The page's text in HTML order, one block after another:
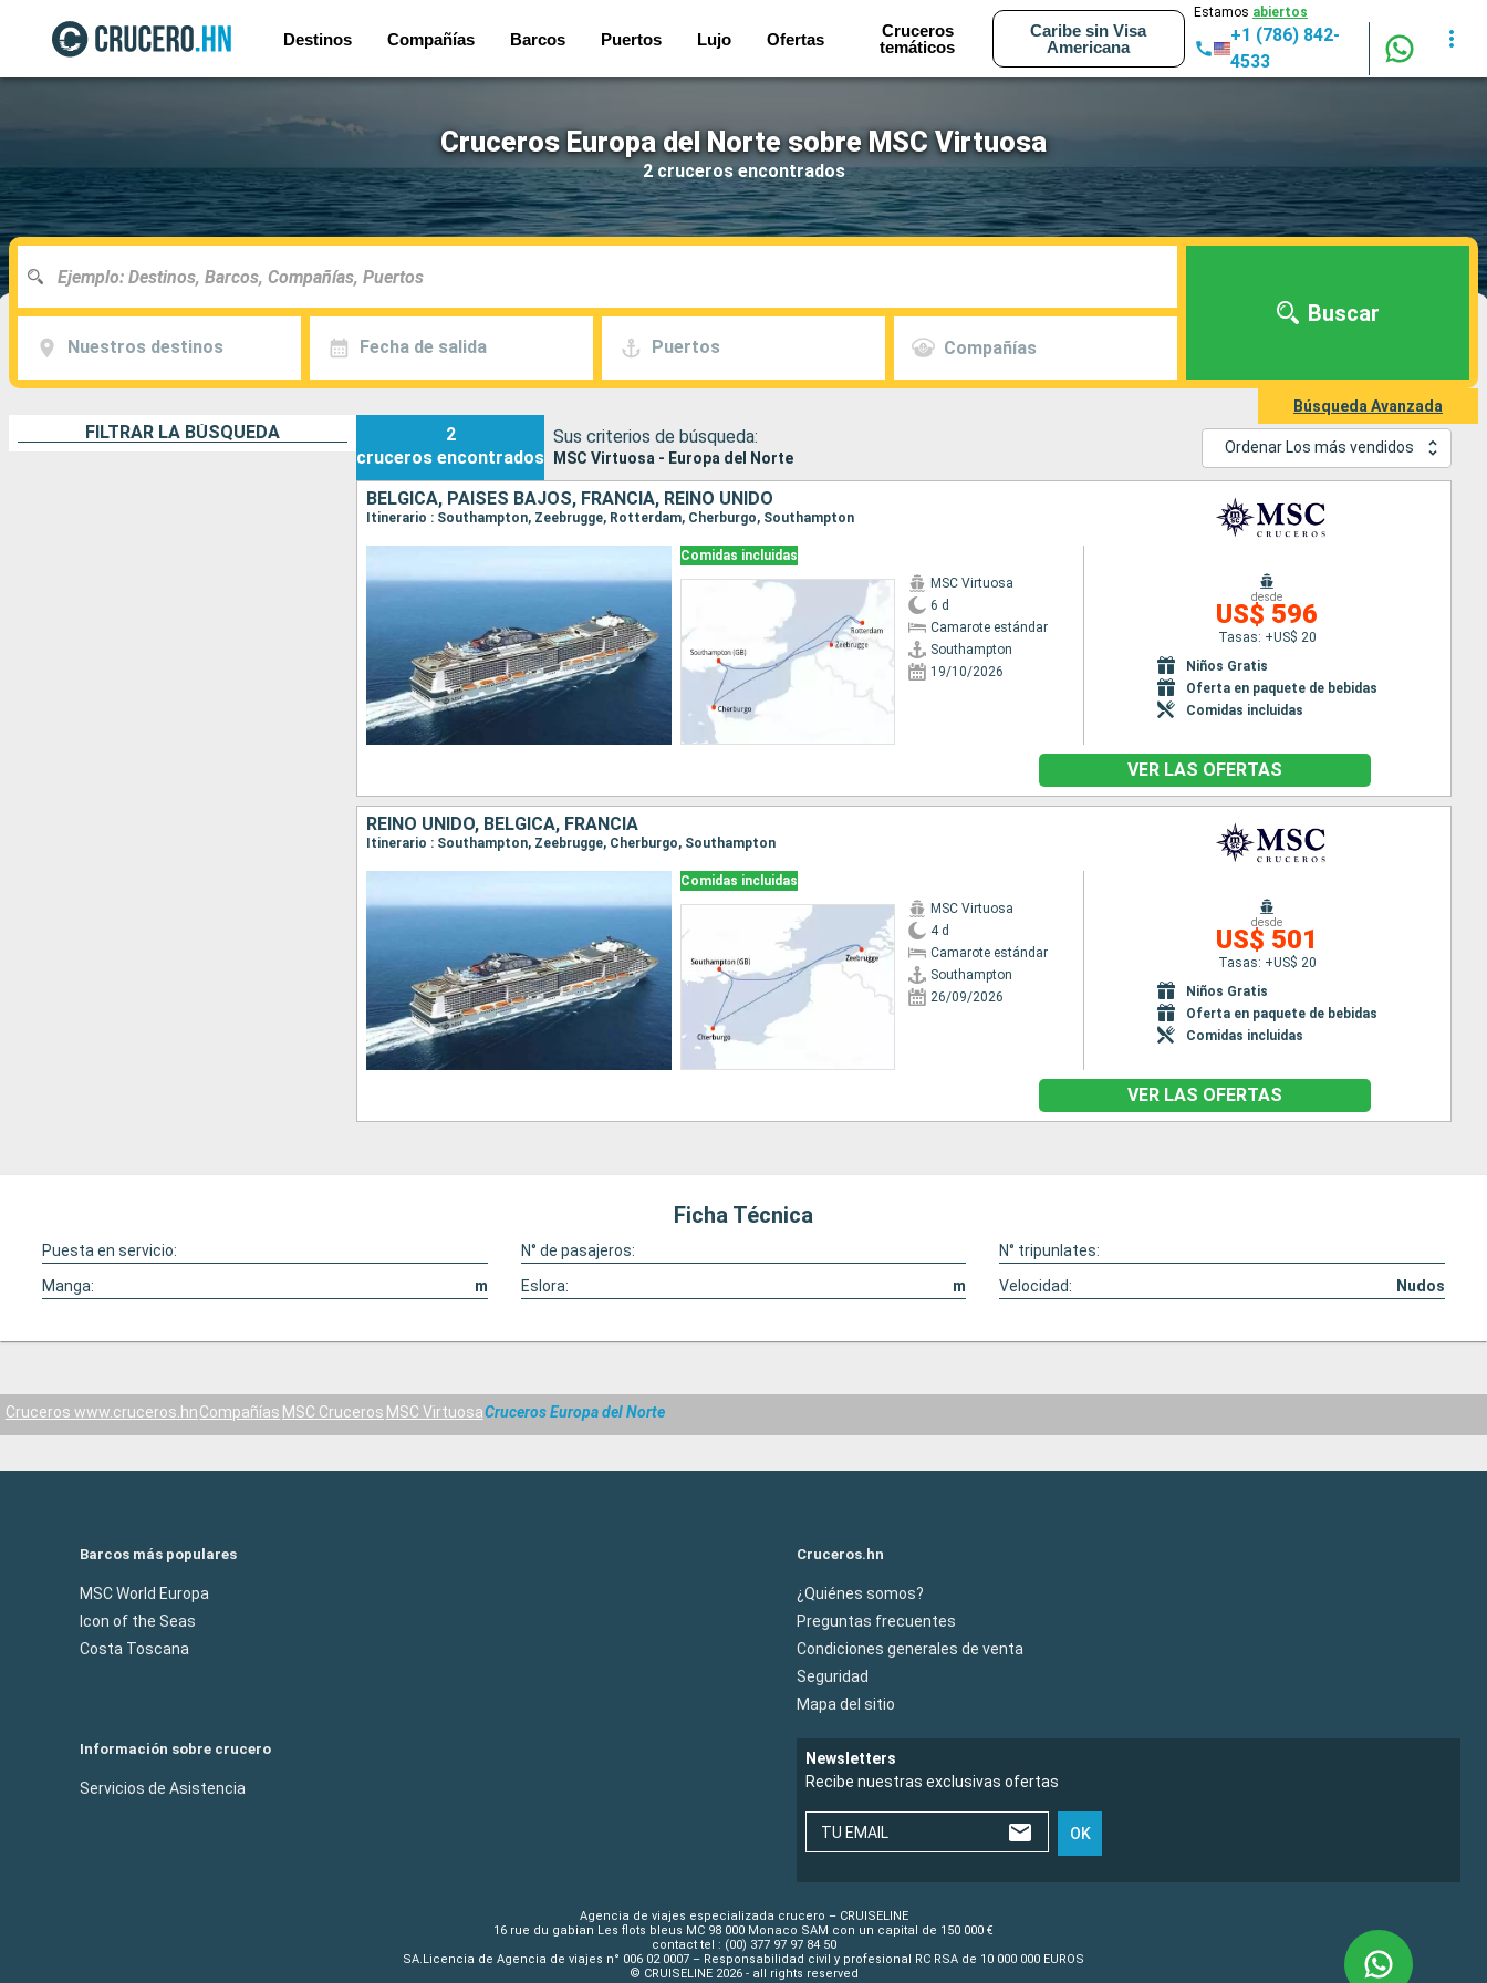
Destinos Compañías Barcos Puertos Lujo Ofertas
Cruceros
temáticos
Caribe sin Visa
Americana
Estamos abiertos
+1 (786) 842-
4533
Cruceros Europa del Norte sobre MSC Virtuosa
2 cruceros encontrados
Nuestros destinos Fecha de salida Puertos Compañías
Buscar
Búsqueda Avanzada
FILTRAR LA BÚSQUEDA
2
cruceros encontrados
Sus criterios de búsqueda:
MSC Virtuosa - Europa del Norte
Ordenar Los más vendidos
BÉLGICA, PAISES BAJOS, FRANCIA, REINO UNIDO
Itinerario : Southampton, Zeebrugge, Rotterdam, Cherburgo, Southampton
Comidas incluidas
MSC Virtuosa
6 d
Camarote estándar
Southampton
19/10/2026
desde
US$ 596
Tasas: +US$ 20
Niños Gratis
Oferta en paquete de bebidas
Comidas incluidas
VER LAS OFERTAS
REINO UNIDO, BÉLGICA, FRANCIA
Itinerario : Southampton, Zeebrugge, Cherburgo, Southampton
Comidas incluidas
MSC Virtuosa
4 d
Camarote estándar
Southampton
26/09/2026
desde
US$ 501
Tasas: +US$ 20
Niños Gratis
Oferta en paquete de bebidas
Comidas incluidas
VER LAS OFERTAS
Ficha Técnica
Puesta en servicio: N° de pasajeros:
N° tripunlates:
Manga:
m Eslora: m Velocidad: Nudos
Cruceros www.cruceros.hnCompañías MSC Cruceros MSC VirtuosaCruceros Europa del Norte
Barcos más populares
MSC World Europa
Icon of the Seas
Costa Toscana
Cruceros.hn
¿Quiénes somos?
Preguntas frecuentes
Condiciones generales de venta
Seguridad
Mapa del sitio
Información sobre crucero
Servicios de Asistencia
Newsletters
Recibe nuestras exclusivas ofertas
TU EMAIL OK
Agencia de viajes especializada crucero – CRUISELINE
16 rue du gabian Les flots bleus MC 98 000 Monaco SAM con un capital de 150 000 €
contact tel : (00) 377 97 97 84 50
SA.Licencia de Agencia de viajes n° 006 02 0007 – Responsabilidad civil y profesional RC RSA de 10 000 000 EUROS
© CRUISELINE 2026 - all rights reserved